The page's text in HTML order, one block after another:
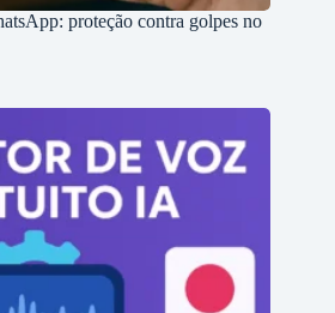
proteção contra golpes no